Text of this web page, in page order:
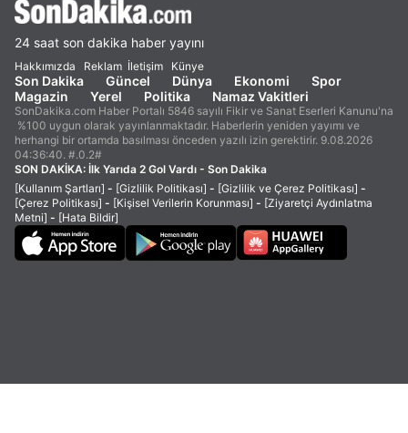
24 saat son dakika haber yayını
Hakkımızda Reklam İletişim Künye
Son Dakika Güncel Dünya Ekonomi
Spor
Magazin
Yerel Politika Namaz Vakitleri
SonDakika.com Haber Portalı 5846 sayılı Fikir ve Sanat Eserleri Kanunu'na
%100 uygun olarak yayınlanmaktadır. Haberlerin yeniden yayımı ve
herhangi bir ortamda basılması önceden yazılı izin gerektirir. 9.08.2026
04:36:40. #.0.2#
SON DAKİKA: İlk Yarıda 2 Gol Vardı - Son Dakika
[Kullanım Şartları] - [Gizlilik Politikası] - [Gizlilik ve Çerez Politikası] -
[Çerez Politikası] - [Kişisel Verilerin Korunması] - [Ziyaretçi Aydınlatma
Metni] - [Hata Bildir]